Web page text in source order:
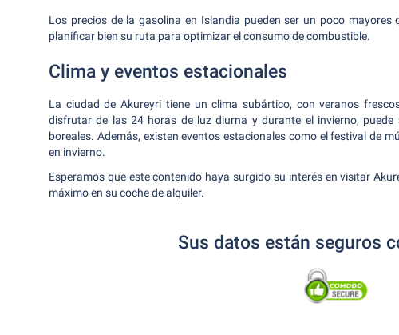
Los precios de la gasolina en Islandia pueden ser un poco
planificar bien su ruta para optimizar el consumo de combustible.
Clima y eventos estacionales
La ciudad de Akureyri tiene un clima subártico, con veranos
disfrutar de las 24 horas de luz diurna y durante el invierno,
boreales. Además, existen eventos estacionales como el festival de
en invierno.
Esperamos que este contenido haya surgido su interés en visitar
máximo en su coche de alquiler.
Sus datos están seguros